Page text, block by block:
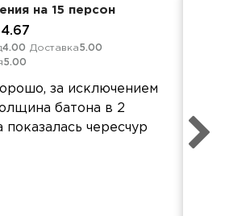
на 15 персон
4.67
4.00 Доставка5.00
5.00
за исключением
батона в 2
показалась чересчур